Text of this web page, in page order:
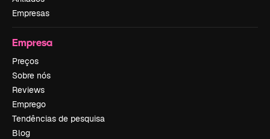
Empresas
Empresa
Preços
Sobre nós
Reviews
Emprego
Tendências de pesquisa
Blog